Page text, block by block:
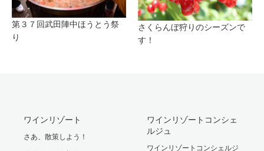
第３７回武田陣中ほうとう祭
り
さくらんぼ狩りのシーズンで
す！
ワインリゾート
さあ、散策しよう！
ワインリゾートコンシェ
ルジュ
ワインリゾートコンシェルジ